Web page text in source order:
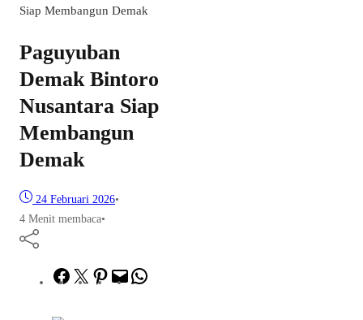
Siap Membangun Demak
Paguyuban
Demak Bintoro
Nusantara Siap
Membangun
Demak
24 Februari 2026•
4 Menit membaca•
Facebook
TwitterPinterest
Mail